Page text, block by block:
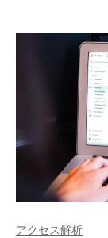
アクセス解析